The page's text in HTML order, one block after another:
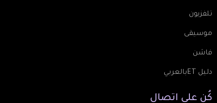
تلفزيون
موسيقى
فاشن
دليل ETبالعربي
كُن على اتصال